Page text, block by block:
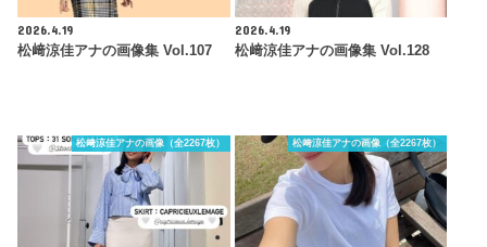
2026.4.19
松﨑涼佳アナの画像集 Vol.107
2026.4.19
松﨑涼佳アナの画像集 Vol.128
松﨑涼佳アナの画像（全2267枚） 松﨑涼佳アナの画像（全2267枚）